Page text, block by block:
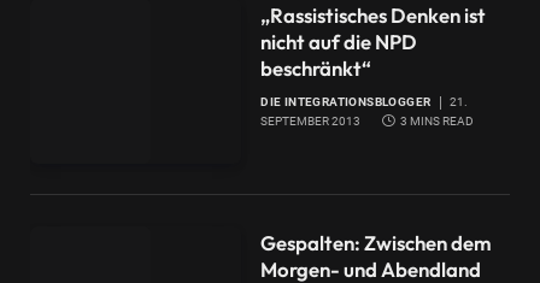
„Rassistisches Denken ist
nicht auf die NPD
beschränkt“
DIE INTEGRATIONSBLOGGER
21.
SEPTEMBER 2013
3 MINS READ
Gespalten: Zwischen dem
Morgen- und Abendland